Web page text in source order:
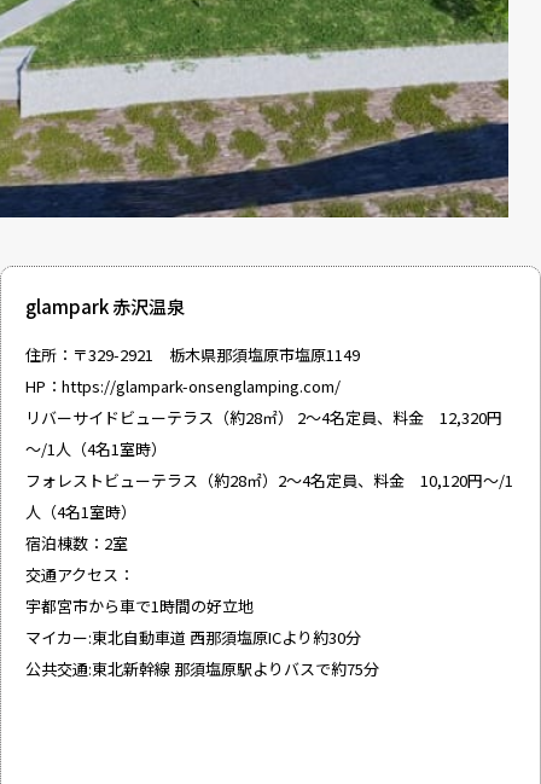
glampark 赤沢温泉
住所：〒329-2921 栃木県那須塩原市塩原1149
HP： https://glampark-onsenglamping.com/
リバーサイドビューテラス（約28㎡） 2～4名定員、料金 12,320円
～/1人（4名1室時）
フォレストビューテラス（約28㎡）2～4名定員、料金 10,120円～/1
人（4名1室時）
宿泊棟数：2室
交通アクセス：
宇都宮市から車で1時間の好立地
マイカー:東北自動車道 西那須塩原ICより約30分
公共交通:東北新幹線 那須塩原駅よりバスで約75分